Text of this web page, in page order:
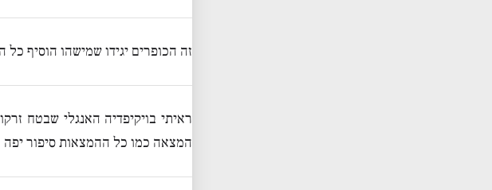
זה הכופרים יגידו שמישהו הוסיף
ראיתי בויקיפדיה האנגלי שבטח
המצאה כמו כל ההמצאות סיפור יפה